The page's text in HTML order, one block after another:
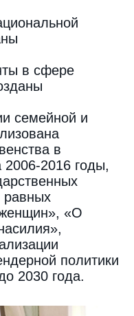
в сфере
семейной и
в
2006-2016 годы,
равных
«О
политики
2030 года.